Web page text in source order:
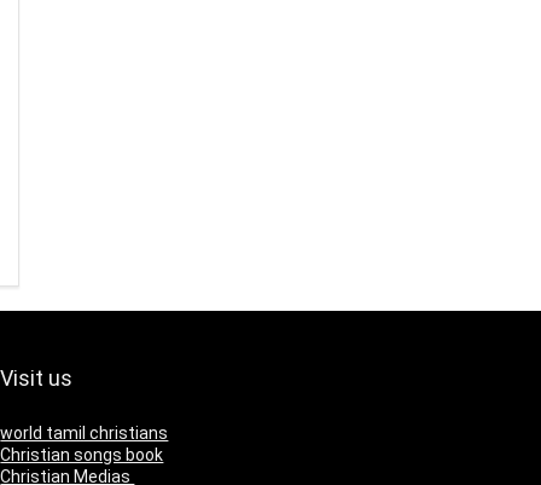
Visit us
world tamil christians
Christian songs book
Christian Medias